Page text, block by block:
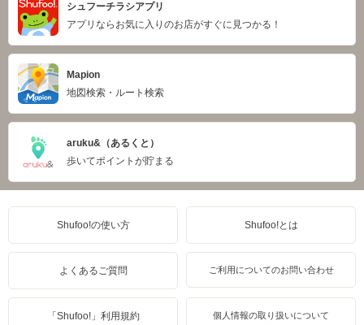
シュフーチラシアプリ
アプリならお気に入りのお店がすぐに見つかる！
Mapion
地図検索・ルート検索
aruku&（あるくと）
歩いてポイントが貯まる
Shufoo!の使い方 Shufoo!とは
よくあるご質問 ご利用についてのお問い合わせ
「Shufoo!」利用規約 個人情報の取り扱いについて